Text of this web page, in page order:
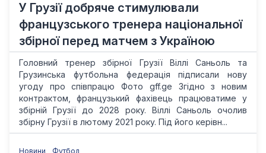
У Грузії добряче стимулювали
французського тренера національної
збірної перед матчем з Україною
Головний тренер збірної Грузії Віллі Саньоль та
Грузинська футбольна федерація підписали нову
угоду про співпрацю Фото gff.ge Згідно з новим
контрактом, французький фахівець працюватиме у
збірній Грузії до 2028 року. Віллі Саньоль очолив
збірну Грузії в лютому 2021 року. Під його керівн...
Новини Футбол